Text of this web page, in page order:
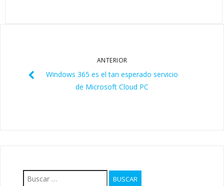
ANTERIOR
Windows 365 es el tan esperado servicio
de Microsoft Cloud PC